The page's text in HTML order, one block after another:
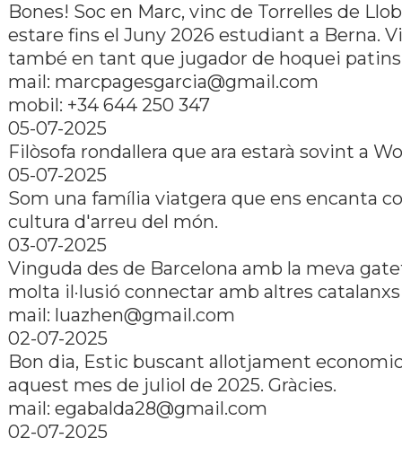
Bones! Soc en Marc, vinc de Torrelles de
estare fins el Juny 2026 estudiant a Berna.
també en tant que jugador de hoquei patins
mail: marcpagesgarcia@gmail.com
mobil: +34 644 250 347
05-07-2025
Filòsofa rondallera que ara estarà sovint a
05-07-2025
Som una família viatgera que ens encanta
cultura d'arreu del món.
03-07-2025
Vinguda des de Barcelona amb la meva
molta il·lusió connectar amb altres
mail: luazhen@gmail.com
02-07-2025
Bon dia, Estic buscant allotjament
aquest mes de juliol de 2025. Gràcies.
mail: egabalda28@gmail.com
02-07-2025